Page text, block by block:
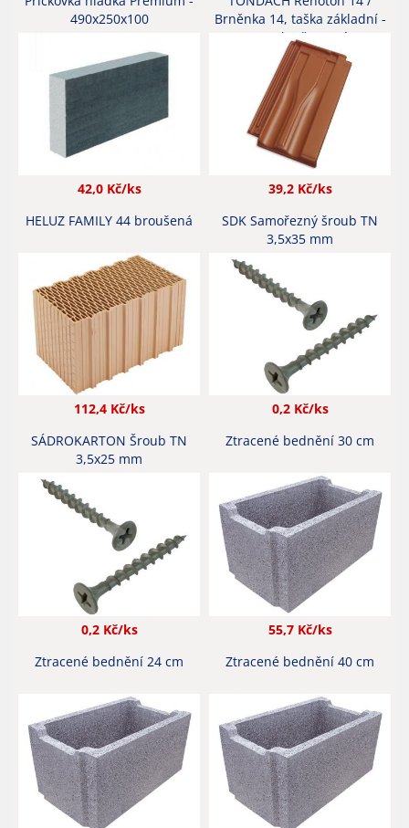
490x250x100
42,0 Kč/ks
Brněnka 14, taška základní -
engoba červená
39,2 Kč/ks
HELUZ FAMILY 44 broušená
112,4 Kč/ks
SDK Samořezný šroub TN
3,5x35 mm
0,2 Kč/ks
SÁDROKARTON Šroub TN
3,5x25 mm
0,2 Kč/ks
Ztracené bednění 30 cm
55,7 Kč/ks
Ztracené bednění 24 cm
Ztracené bednění 40 cm